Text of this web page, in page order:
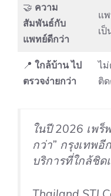
🤝 ความ
สัมพันธ์กับ
แพทย์ดีกว่า
แ
เ
📍 ใกล้บ้าน ไป
ตรวจง่ายกว่า
ไม่
ติ
ในปี 2026 เพร็
กว่า” กรุงเทพ
บริการที่ใกล้ชิ